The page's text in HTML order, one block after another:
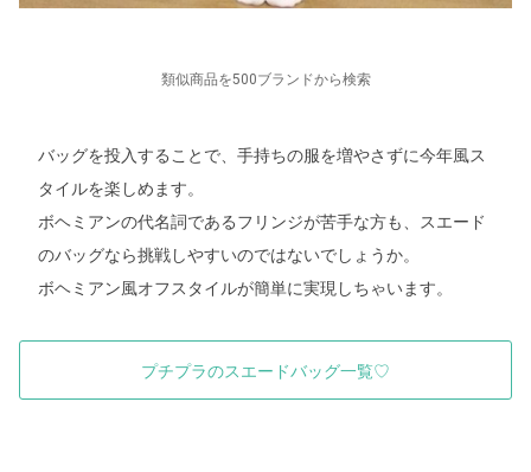
類似商品を500ブランドから検索
バッグを投入することで、手持ちの服を増やさずに今年風ス
タイルを楽しめます。
ボヘミアンの代名詞であるフリンジが苦手な方も、スエード
のバッグなら挑戦しやすいのではないでしょうか。
ボヘミアン風オフスタイルが簡単に実現しちゃいます。
プチプラのスエードバッグ一覧♡